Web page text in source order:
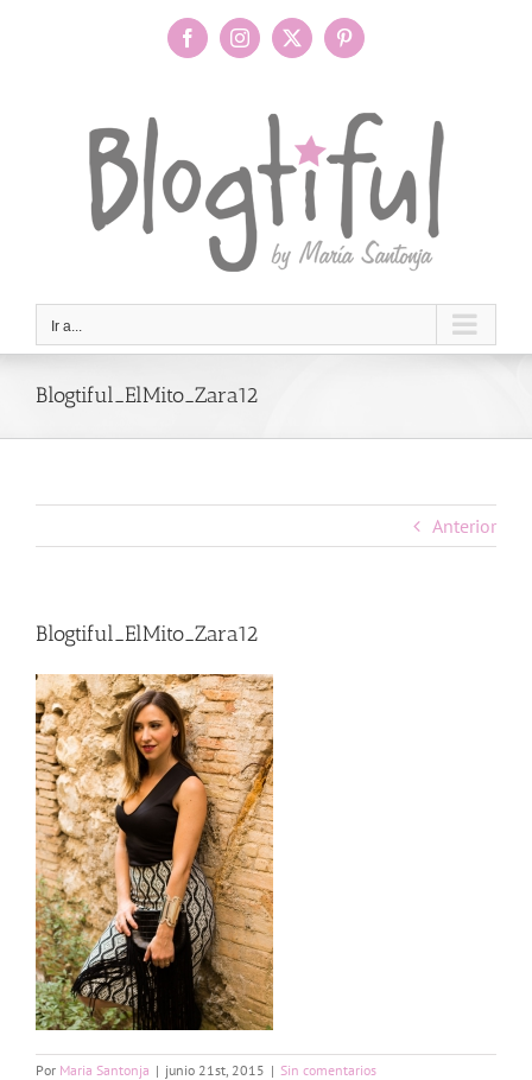
FacebookInstagram
X Pinterest
Ir a...
Blogtiful_ElMito_Zara12
Anterior
Blogtiful_ElMito_Zara12
Por Maria Santonja | junio 21st, 2015 | Sin comentarios